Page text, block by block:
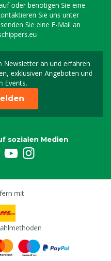
oder benötigen Sie eine
Sie uns unter
Sie eine E-Mail an
Newsletter an und erfahren
exklusiven Angeboten und
Events.
Melden Sie sich für
sozialen Medien
mit